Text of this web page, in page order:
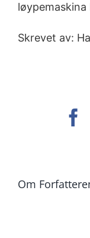
Skrevet av:
Om